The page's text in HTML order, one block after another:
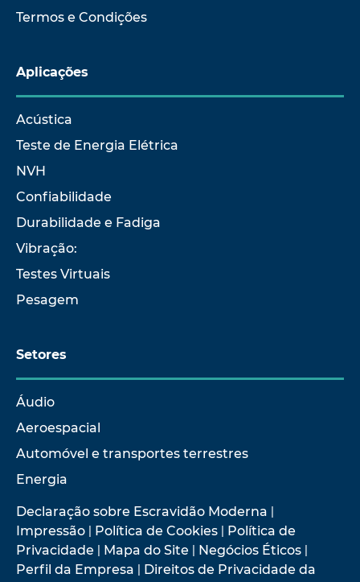
Termos e Condições
Aplicações
Acústica
Teste de Energia Elétrica
NVH
Confiabilidade
Durabilidade e Fadiga
Vibração:
Testes Virtuais
Pesagem
Setores
Áudio
Aeroespacial
Automóvel e transportes terrestres
Energia
Declaração sobre Escravidão Moderna |
Impressão | Política de Cookies | Política de
Privacidade | Mapa do Site | Negócios Éticos |
Perfil da Empresa | Direitos de Privacidade da